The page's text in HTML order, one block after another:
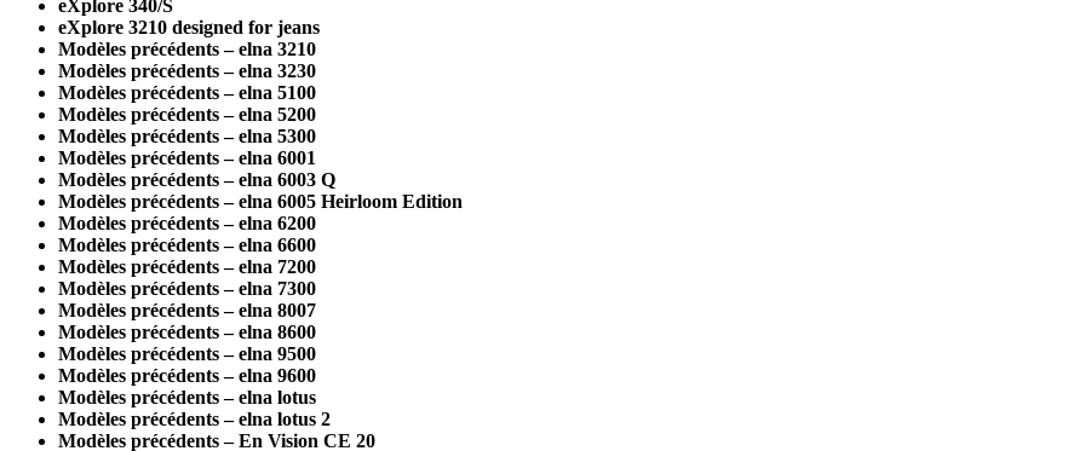
eXplore 340/S
eXplore 3210 designed for jeans
Modèles précédents – elna 3210
Modèles précédents – elna 3230
Modèles précédents – elna 5100
Modèles précédents – elna 5200
Modèles précédents – elna 5300
Modèles précédents – elna 6001
Modèles précédents – elna 6003 Q
Modèles précédents – elna 6005 Heirloom Edition
Modèles précédents – elna 6200
Modèles précédents – elna 6600
Modèles précédents – elna 7200
Modèles précédents – elna 7300
Modèles précédents – elna 8007
Modèles précédents – elna 8600
Modèles précédents – elna 9500
Modèles précédents – elna 9600
Modèles précédents – elna lotus
Modèles précédents – elna lotus 2
Modèles précédents – En Vision CE 20